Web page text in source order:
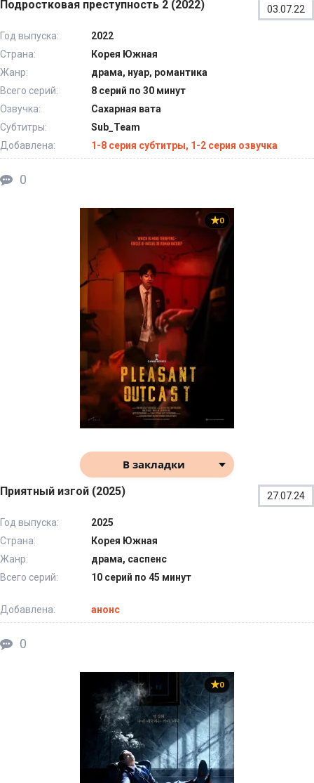
Подростковая преступность 2 (2022) 03.07.22
Год выпуска:
2022
Страна:
Корея Южная
Жанр:
драма, нуар, романтика
Всего серий:
8 серий по 30 минут
Озвучка:
Сахарная вата
Субтитры:
Sub_Team
Добавлена:
1-8 серия субтитры, 1-2 серия озвучка
0
0
В закладки
Приятный изгой (2025) 27.07.24
Год выпуска:
2025
Страна:
Корея Южная
Жанр:
драма, саспенс
Всего серий:
10 серий по 45 минут
Добавлена: анонс
0
0